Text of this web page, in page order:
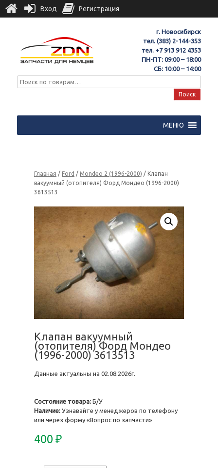
г. Новосибирск
тел. (383) 2-144-353
тел. +7 913 912 4353
ПН-ПТ: 09:00 – 18:00
СБ: 10:00 – 14:00
Поиск
МЕНЮ
Главная / Ford / Mondeo 2 (1996-2000) / Клапан
вакуумный (отопителя) Форд Мондео (1996-2000)
3613513
Клапан вакуумный
(отопителя) Форд Мондео
(1996-2000) 3613513
Данные актуальны на 02.08.2026г.
Состояние товара: Б/У
Наличие: Узнавайте у менеджеров по телефону
или через форму «Вопрос по запчасти»
400 ₽
Вход Регистрация